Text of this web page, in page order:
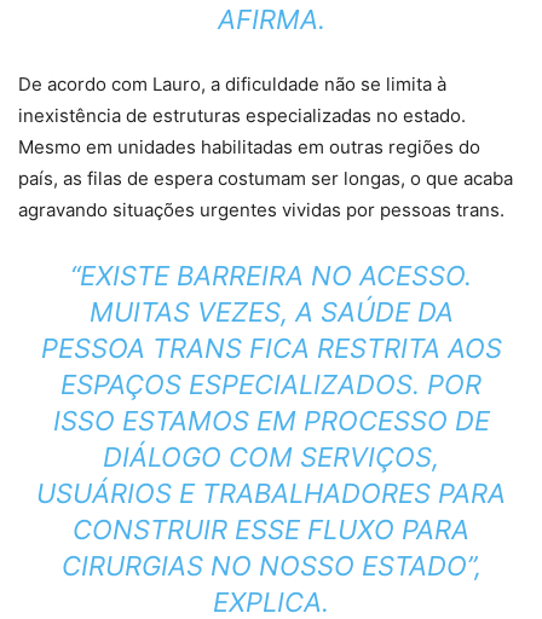
AFIRMA.
De acordo com Lauro, a dificuldade não se limita à
inexistência de estruturas especializadas no estado.
Mesmo em unidades habilitadas em outras regiões do
país, as filas de espera costumam ser longas, o que acaba
agravando situações urgentes vividas por pessoas trans.
“EXISTE BARREIRA NO ACESSO.
MUITAS VEZES, A SAÚDE DA
PESSOA TRANS FICA RESTRITA AOS
ESPAÇOS ESPECIALIZADOS. POR
ISSO ESTAMOS EM PROCESSO DE
DIÁLOGO COM SERVIÇOS,
USUÁRIOS E TRABALHADORES PARA
CONSTRUIR ESSE FLUXO PARA
CIRURGIAS NO NOSSO ESTADO”,
EXPLICA.